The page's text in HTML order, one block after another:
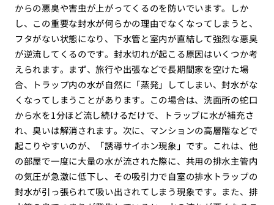
からの悪臭や害虫が上がってくるのを防いでいます。しか
し、この重要な封水が何らかの理由でなくなってしまうと、
フタがない状態になり、下水管と室内が直結して強烈な悪臭
が逆流してくるのです。封水切れが起こる原因はいくつか考
えられます。まず、旅行や出張などで長期間家を空けた場
合、トラップ内の水が自然に「蒸発」してしまい、封水がな
くなってしまうことがあります。この場合は、洗面所の蛇口
から水を1分ほど流し続けるだけで、トラップに水が補充さ
れ、臭いは解消されます。次に、マンションの高層階などで
起こりやすいのが、「誘導サイホン現象」です。これは、他
の部屋で一度に大量の水が流された際に、共用の排水主管内
の気圧が急激に低下し、その吸引力で自室の排水トラップの
封水が引っ張られて吸い出されてしまう現象です。また、排